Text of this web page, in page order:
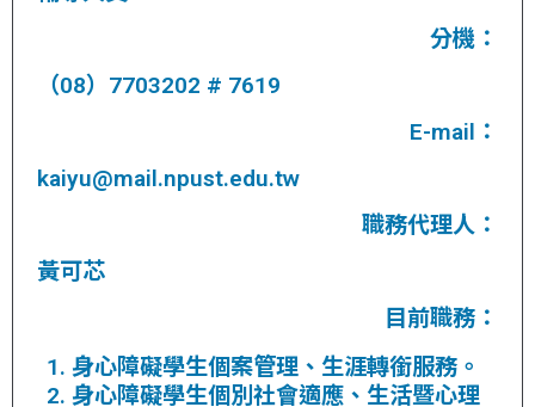
分機：
（08）7703202 # 7619
E-mail：
kaiyu@mail.npust.edu.tw
職務代理人：
黃可芯
目前職務：
身心障礙學生個案管理、生涯轉銜服務。
身心障礙學生個別社會適應、生活暨心理